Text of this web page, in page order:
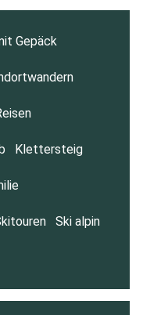
Gepäck
Klettersteig
Ski alpin